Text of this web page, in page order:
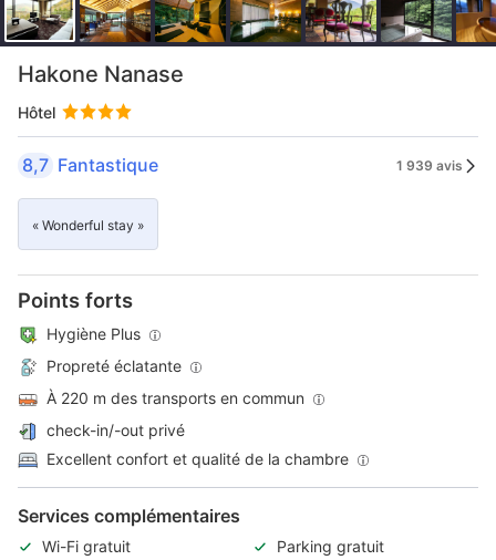
Hakone Nanase
Hôtel
8,7 Fantastique 1 939 avis
« Wonderful stay »
Points forts
Hygiène Plus
Propreté éclatante
À 220 m des transports en commun
check-in/-out privé
Excellent confort et qualité de la chambre
Services complémentaires
Wi-Fi gratuit
Parking gratuit